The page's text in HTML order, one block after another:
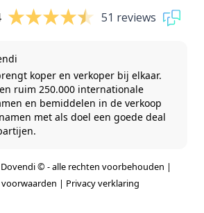
51 reviews
koper en verkoper bij elkaar.
ruim 250.000 internationale
en bemiddelen in de verkoop
met als doel een goede deal
© - alle rechten voorbehouden |
| Privacy verklaring